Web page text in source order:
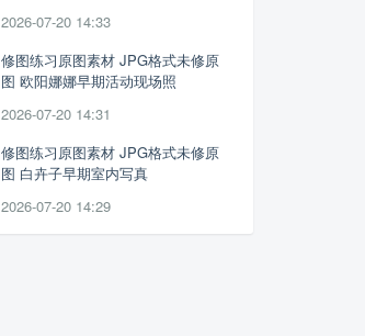
2026-07-20 14:33
修图练习原图素材 JPG格式未修原
图 欧阳娜娜早期活动现场照
2026-07-20 14:31
修图练习原图素材 JPG格式未修原
图 白卉子早期室内写真
2026-07-20 14:29